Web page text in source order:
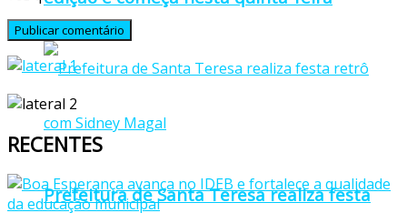
Prefeitura de Santa Teresa realiza festa
RECENTES